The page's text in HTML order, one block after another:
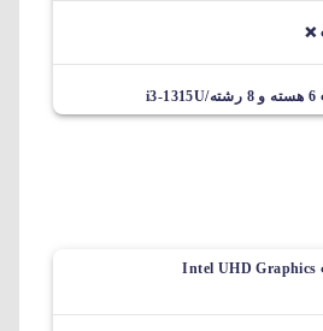
❌
6 هسته و 8 رشته/i3-1315U
Intel UHD Graphics